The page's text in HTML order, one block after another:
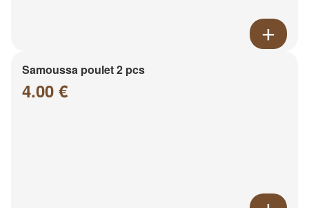
Samoussa poulet 2 pcs
4.00 €